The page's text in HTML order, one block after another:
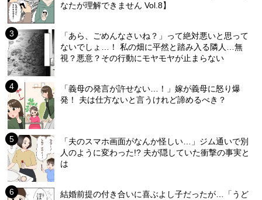
なたが理解できません Vol.8】
「あら、ごめんなさいね？」って絶対悪いと思って
ないでしょ…！ 私の畑に平然と踏み入る隣人…無
視？悪意？その行動にモヤモヤが止まらない
「義母の発言が許せない…！」嫁が義母に怒り爆
発！ 夫は仕方ないと言うけれど諦めるべき？
「夫のスマホ画面がなんか怪しい…」ジム通いで別
人のように変わった!? 夫が隠していた衝撃の事実と
は
結婚前提の付き合いに喜ぶよし子だったが…「うど